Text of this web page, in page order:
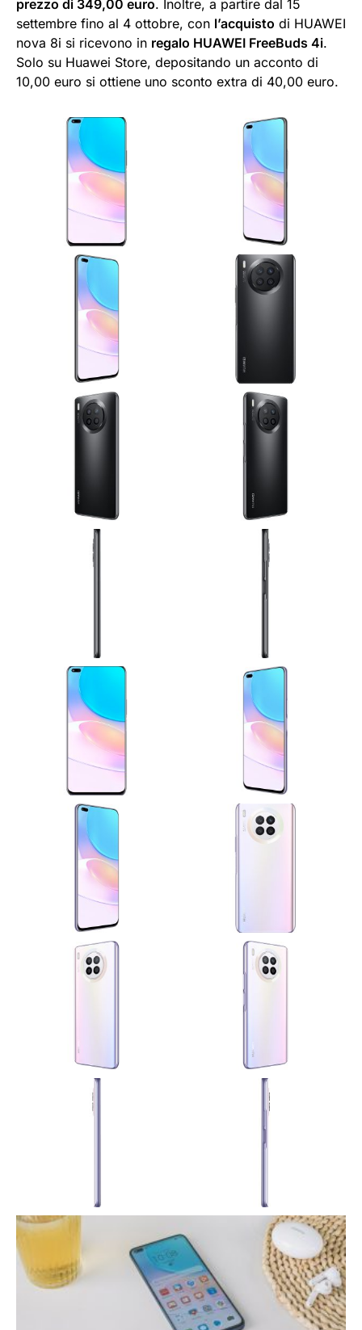
prezzo di 349,00 euro. Inoltre, a partire dal 15
settembre fino al 4 ottobre, con l’acquisto di HUAWEI
nova 8i si ricevono in regalo HUAWEI FreeBuds 4i.
Solo su Huawei Store, depositando un acconto di
10,00 euro si ottiene uno sconto extra di 40,00 euro.